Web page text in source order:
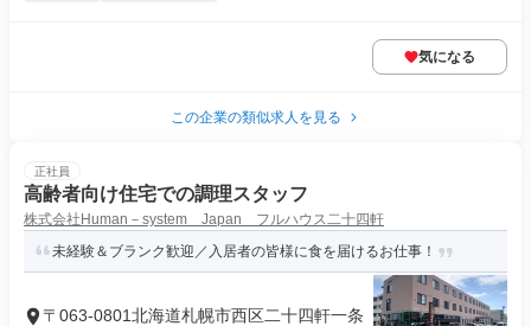
気になる
この企業の類似求人を見る
正社員
高齢者向け住宅での調理スタッフ
株式会社Human－system Japan フルハウス二十四軒
未経験＆ブランク歓迎／入居者の皆様に食を届けるお仕事！
〒063-0801北海道札幌市西区二十四軒一条